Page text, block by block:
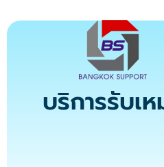
บริการรับเห